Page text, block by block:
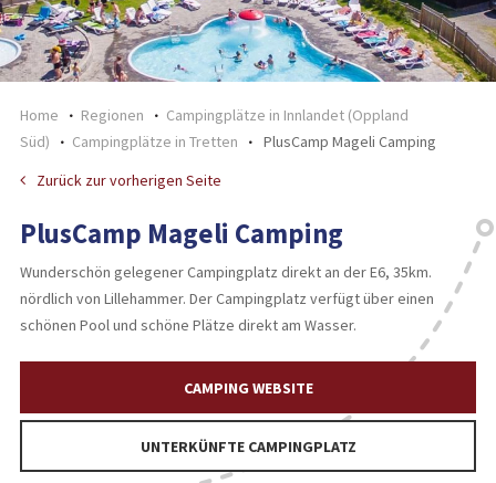
Home Regionen
Campingplätze in Innlandet (Oppland
Süd)
Campingplätze in Tretten
PlusCamp Mageli Camping
Zurück zur vorherigen Seite
PlusCamp Mageli Camping
Wunderschön gelegener Campingplatz direkt an der E6, 35km.
nördlich von Lillehammer. Der Campingplatz verfügt über einen
schönen Pool und schöne Plätze direkt am Wasser.
CAMPING WEBSITE
UNTERKÜNFTE CAMPINGPLATZ